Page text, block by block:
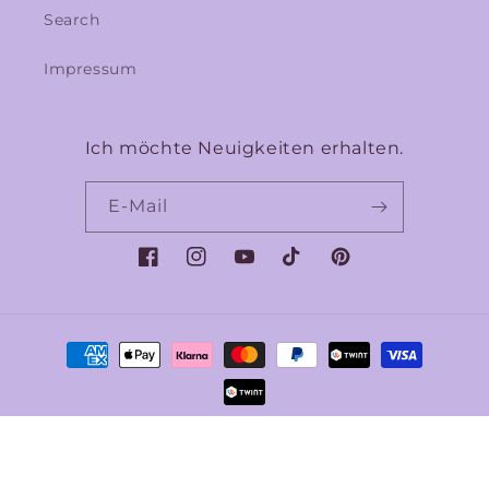
Search
Impressum
Ich möchte Neuigkeiten erhalten.
E-Mail
FacebookInstagramYouTubeTikTokPinterest
Zahlungsmethoden